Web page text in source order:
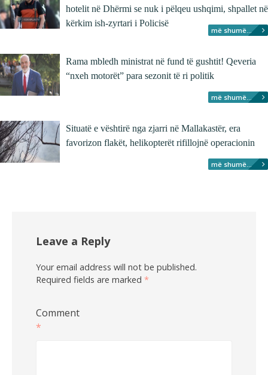
hotelit në Dhërmi se nuk i pëlqeu ushqimi, shpallet në
kërkim ish-zyrtari i Policisë
më shumë...
Rama mbledh ministrat në fund të gushtit! Qeveria
“nxeh motorët” para sezonit të ri politik
më shumë...
Situatë e vështirë nga zjarri në Mallakastër, era
favorizon flakët, helikopterët rifillojnë operacionin
më shumë...
Leave a Reply
Your email address will not be published.
Required fields are marked *
Comment
*